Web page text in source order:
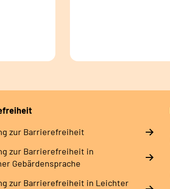
zur Barrierefreiheit
zur Barrierefreiheit in
Gebärdensprache
zur Barrierefreiheit in Leichter